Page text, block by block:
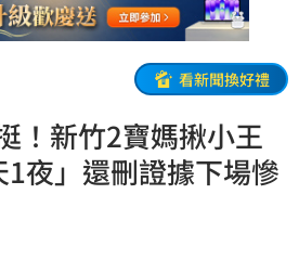
看新聞換好禮
！新竹2寶媽揪小王
1夜」還刪證據下場慘